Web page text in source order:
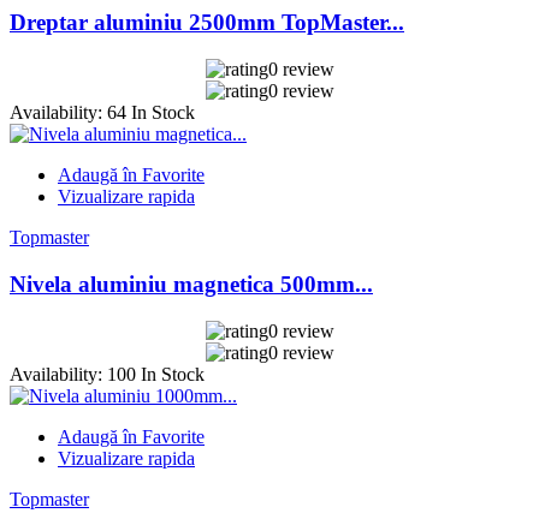
Dreptar aluminiu 2500mm TopMaster...
0 review
0 review
Availability: 64 In Stock
Adaugă în Favorite
Vizualizare rapida
Topmaster
Nivela aluminiu magnetica 500mm...
0 review
0 review
Availability: 100 In Stock
Adaugă în Favorite
Vizualizare rapida
Topmaster